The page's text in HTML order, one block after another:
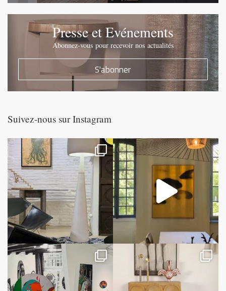
Presse et Evénements
Abonnez-vous pour recevoir nos actualités
S'abonner
Suivez-nous sur Instagram